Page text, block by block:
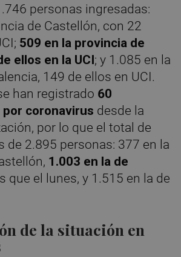
personas ingresadas:
de Castellón, con 22
509 en la provincia de
ellos en la UCI; y 1.085 en la
149 de ellos en UCI.
han registrado 60
coronavirus desde la
por lo que el total de
de 2.895 personas: 377 en la
1.003 en la de
que el lunes, y 1.515 en la de
de la situación en